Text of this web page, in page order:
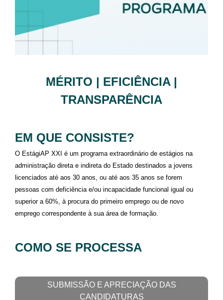
MÉRITO | EFICIÊNCIA |
TRANSPARÊNCIA
EM QUE CONSISTE?
O EstágiAP XXI é um programa extraordinário de estágios na
administração direta e indireta do Estado destinados a jovens
licenciados até aos 30 anos, ou até aos 35 anos se forem
pessoas com deficiência e/ou incapacidade funcional igual ou
superior a 60%, à procura do primeiro emprego ou de novo
emprego correspondente à sua área de formação.
COMO SE PROCESSA
SUBMISSÃO E APRECIAÇÃO DAS
CANDIDATURAS